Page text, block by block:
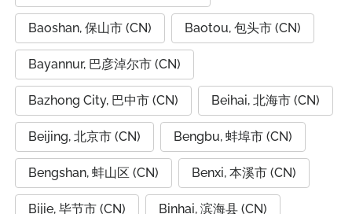
Baoshan, 保山市 (CN) Baotou, 包头市 (CN)
Bayannur, 巴彦淖尔市 (CN)
Bazhong City, 巴中市 (CN) Beihai, 北海市 (CN)
Beijing, 北京市 (CN) Bengbu, 蚌埠市 (CN)
Bengshan, 蚌山区 (CN) Benxi, 本溪市 (CN)
Bijie, 毕节市 (CN) Binhai, 滨海县 (CN)